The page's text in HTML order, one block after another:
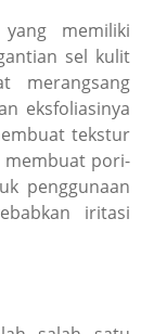
memiliki
sel kulit
merangsang
eksfoliasinya
tekstur
membuat pori-
penggunaan
iritasi